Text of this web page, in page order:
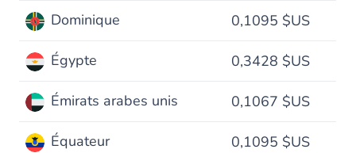
Dominique 0,1095 $US
Égypte 0,3428 $US
Émirats arabes unis 0,1067 $US
Équateur 0,1095 $US